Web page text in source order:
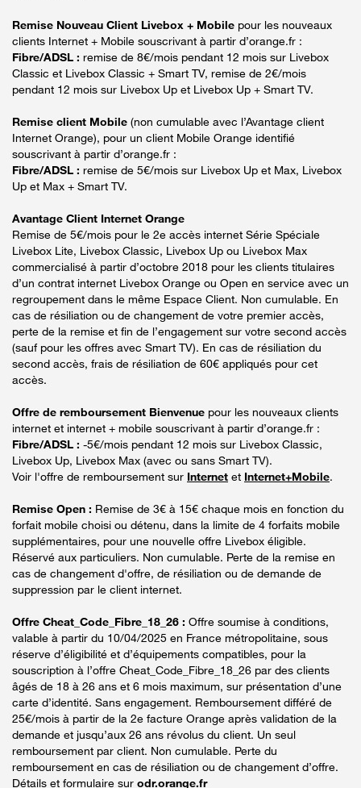
Remise Nouveau Client Livebox + Mobile pour les nouveaux
clients Internet + Mobile souscrivant à partir d’orange.fr :
Fibre/ADSL : remise de 8€/mois pendant 12 mois sur Livebox
Classic et Livebox Classic + Smart TV, remise de 2€/mois
pendant 12 mois sur Livebox Up et Livebox Up + Smart TV.
Remise client Mobile (non cumulable avec l’Avantage client
Internet Orange), pour un client Mobile Orange identifié
souscrivant à partir d’orange.fr :
Fibre/ADSL : remise de 5€/mois sur Livebox Up et Max, Livebox
Up et Max + Smart TV.
Avantage Client Internet Orange
Remise de 5€/mois pour le 2e accès internet Série Spéciale
Livebox Lite, Livebox Classic, Livebox Up ou Livebox Max
commercialisé à partir d’octobre 2018 pour les clients titulaires
d’un contrat internet Livebox Orange ou Open en service avec un
regroupement dans le même Espace Client. Non cumulable. En
cas de résiliation ou de changement de votre premier accès,
perte de la remise et fin de l’engagement sur votre second accès
(sauf pour les offres avec Smart TV). En cas de résiliation du
second accès, frais de résiliation de 60€ appliqués pour cet
accès.
Offre de remboursement Bienvenue pour les nouveaux clients
internet et internet + mobile souscrivant à partir d’orange.fr :
Fibre/ADSL : -5€/mois pendant 12 mois sur Livebox Classic,
Livebox Up, Livebox Max (avec ou sans Smart TV).
Voir l'offre de remboursement sur Internet et Internet+Mobile.
Remise Open : Remise de 3€ à 15€ chaque mois en fonction du
forfait mobile choisi ou détenu, dans la limite de 4 forfaits mobile
supplémentaires, pour une nouvelle offre Livebox éligible.
Réservé aux particuliers. Non cumulable. Perte de la remise en
cas de changement d'offre, de résiliation ou de demande de
suppression par le client internet.
Offre Cheat_Code_Fibre_18_26 : Offre soumise à conditions,
valable à partir du 10/04/2025 en France métropolitaine, sous
réserve d’éligibilité et d’équipements compatibles, pour la
souscription à l’offre Cheat_Code_Fibre_18_26 par des clients
âgés de 18 à 26 ans et 6 mois maximum, sur présentation d’une
carte d’identité. Sans engagement. Remboursement différé de
25€/mois à partir de la 2e facture Orange après validation de la
demande et jusqu’aux 26 ans révolus du client. Un seul
remboursement par client. Non cumulable. Perte du
remboursement en cas de résiliation ou de changement d’offre.
Détails et formulaire sur odr.orange.fr